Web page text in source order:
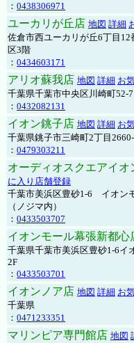
： 0438306971
ユーカリが丘店 地図 詳細
佐倉市西ユーカリが丘6丁目
区3階
： 0434603171
アリオ蘇我店 地図 詳細 お
千葉県千葉市中央区川崎町
： 0432082131
イオン銚子店 地図 詳細 お
千葉県銚子市三崎町2丁目
： 0479303211
オーディオスクエアイ
に入り店舗登録
千葉市美浜区豊砂1-6 イオン
（ノジマ内）
： 0433503707
イオンモール幕張新都心
千葉県千葉市美浜区豊砂1-6
2F
： 0433503701
イオンノア店 地図 詳細 お
千葉県
： 0471233351
マリンピア専門館店 地図